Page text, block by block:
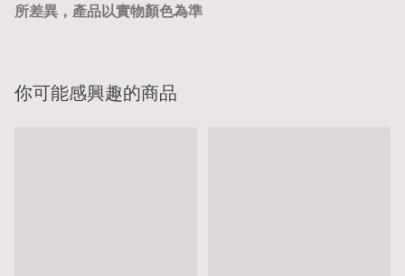
所差異，產品以實物顏色為準
你可能感興趣的商品